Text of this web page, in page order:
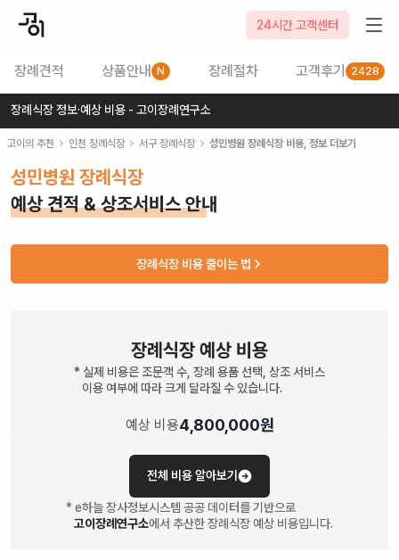
24시간 고객센터
장례견적 상품안내 N 장례절차 고객후기 2428
장례식장 정보·예상 비용 - 고이장례연구소
고이의 추천 인천 장례식장 서구 장례식장 성민병원 장례식장비용, 정보 더보기
성민병원 장례식장
예상 견적 & 상조서비스 안내
장례식장 비용 줄이는 법
장례식장 예상 비용
* 실제 비용은 조문객 수, 장례 용품 선택, 상조 서비스
이용 여부에 따라 크게 달라질 수 있습니다.
예상 비용4,800,000원
전체 비용 알아보기
* e하늘 장사정보시스템 공공 데이터를 기반으로
고이장례연구소에서 추산한 장례식장 예상 비용입니다.